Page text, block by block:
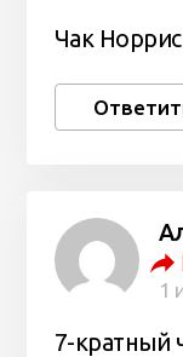
Чак
1
7-кратный